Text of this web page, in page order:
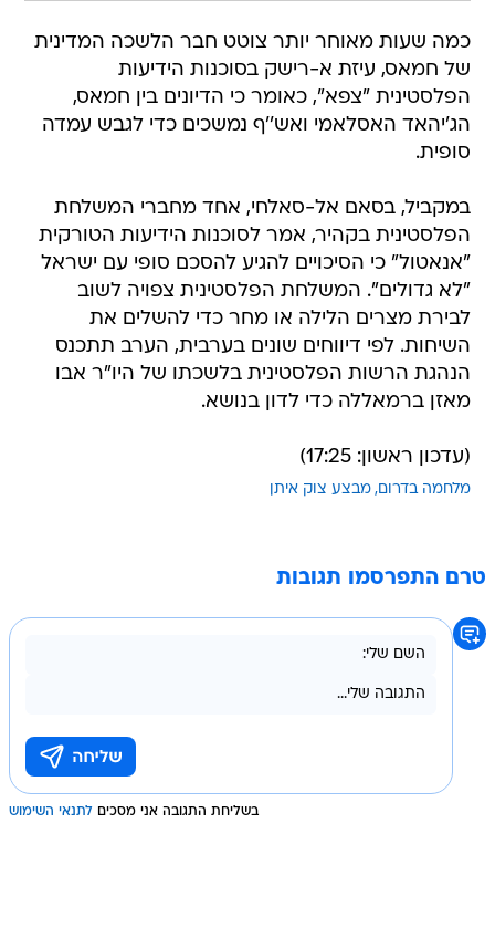
כמה שעות מאוחר יותר צוטט חבר הלשכה המדינית
של חמאס, עיזת א-רישק בסוכנות הידיעות
הפלסטינית "צפא", כאומר כי הדיונים בין חמאס,
הג'יהאד האסלאמי ואש''ף נמשכים כדי לגבש עמדה
סופית.
במקביל, בסאם אל-סאלחי, אחד מחברי המשלחת
הפלסטינית בקהיר, אמר לסוכנות הידיעות הטורקית
"אנאטול" כי הסיכויים להגיע להסכם סופי עם ישראל
"לא גדולים". המשלחת הפלסטינית צפויה לשוב
לבירת מצרים הלילה או מחר כדי להשלים את
השיחות. לפי דיווחים שונים בערבית, הערב תתכנס
הנהגת הרשות הפלסטינית בלשכתו של היו"ר אבו
מאזן ברמאללה כדי לדון בנושא.
(עדכון ראשון: 17:25)
מלחמה בדרום מבצע צוק איתן
טרם התפרסמו תגובות
בשליחת התגובה אני מסכים לתנאי השימוש